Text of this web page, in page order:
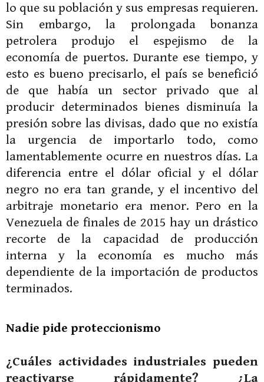
lo que su población y sus empresas requieren.
Sin embargo, la prolongada bonanza
petrolera produjo el espejismo de la
economía de puertos. Durante ese tiempo, y
esto es bueno precisarlo, el país se benefició
de que había un sector privado que al
producir determinados bienes disminuía la
presión sobre las divisas, dado que no existía
la urgencia de importarlo todo, como
lamentablemente ocurre en nuestros días. La
diferencia entre el dólar oficial y el dólar
negro no era tan grande, y el incentivo del
arbitraje monetario era menor. Pero en la
Venezuela de finales de 2015 hay un drástico
recorte de la capacidad de producción
interna y la economía es mucho más
dependiente de la importación de productos
terminados.
Nadie pide proteccionismo
¿Cuáles actividades industriales pueden
reactivarse rápidamente? ¿La